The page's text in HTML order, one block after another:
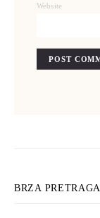
Website
BRZA PRETRAGA